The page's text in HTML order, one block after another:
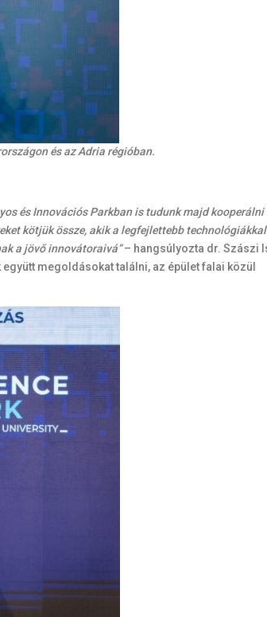
és az Adria régióban.
és Innovációs Parkban is tudunk majd kooperálni
kötjük össze, akik a legfejlettebb technológiákkal
a jövő innovátoraivá”– hangsúlyozta dr. Szászi
megoldásokat találni, az épület falai közül